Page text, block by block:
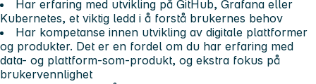
Har erfaring med utvikling på GitHub, Grafana eller
Kubernetes, et viktig ledd i å forstå brukernes behov
Har kompetanse innen utvikling av digitale plattformer
og produkter. Det er en fordel om du har erfaring med
data- og plattform-som-produkt, og ekstra fokus på
brukervennlighet